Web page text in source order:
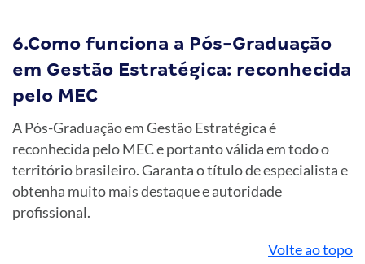
6.Como funciona a Pós-Graduação
em Gestão Estratégica: reconhecida
pelo MEC
A Pós-Graduação em Gestão Estratégica é
reconhecida pelo MEC e portanto válida em todo o
território brasileiro. Garanta o título de especialista e
obtenha muito mais destaque e autoridade
profissional.
Volte ao topo